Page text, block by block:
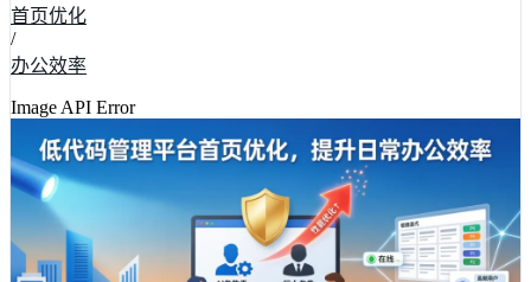
首页优化
/
办公效率
Image API Error